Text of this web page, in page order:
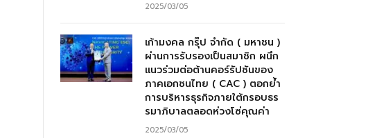
2025/03/05
เก้ามงคล กรุ๊ป จำกัด ( มหาชน )
ผ่านการรับรองเป็นสมาชิก ผนึก
แนวร่วมต่อต้านคอร์รัปชันของ
ภาคเอกชนไทย ( CAC ) ตอกย้ำ
การบริหารธุรกิจภายใต้กรอบธร
รมาภิบาลตลอดห่วงโซ่คุณค่า
2025/03/05